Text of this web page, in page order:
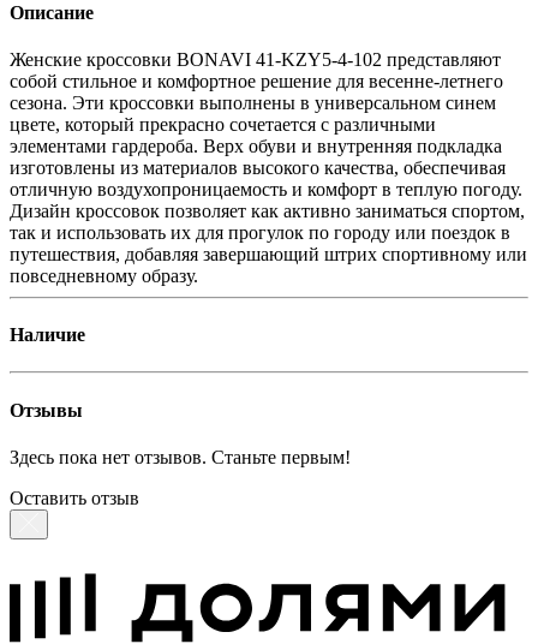
Описание
Женские кроссовки BONAVI 41-KZY5-4-102 представляют
собой стильное и комфортное решение для весенне-летнего
сезона. Эти кроссовки выполнены в универсальном синем
цвете, который прекрасно сочетается с различными
элементами гардероба. Верх обуви и внутренняя подкладка
изготовлены из материалов высокого качества, обеспечивая
отличную воздухопроницаемость и комфорт в теплую погоду.
Дизайн кроссовок позволяет как активно заниматься спортом,
так и использовать их для прогулок по городу или поездок в
путешествия, добавляя завершающий штрих спортивному или
повседневному образу.
Наличие
Отзывы
Здесь пока нет отзывов. Станьте первым!
Оставить отзыв